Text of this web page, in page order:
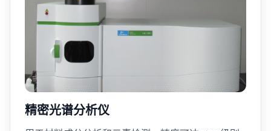
精密光谱分析仪